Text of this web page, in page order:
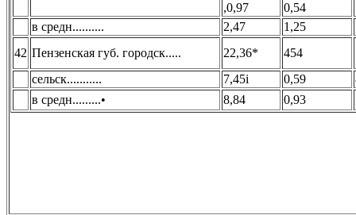
,0,97
0,54
в средн..........
2,47 1,25
42 Пензенская губ. городск..... 22,36* 454
сельск...........
7,45i 0,59
в средн.........•
8,84 0,93